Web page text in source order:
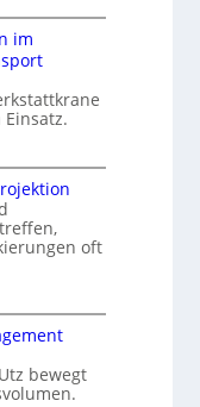
im
oft
bewegt